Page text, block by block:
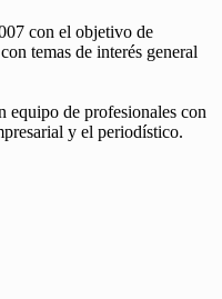
con el objetivo de
temas de interés general
equipo de profesionales con
y el periodístico.